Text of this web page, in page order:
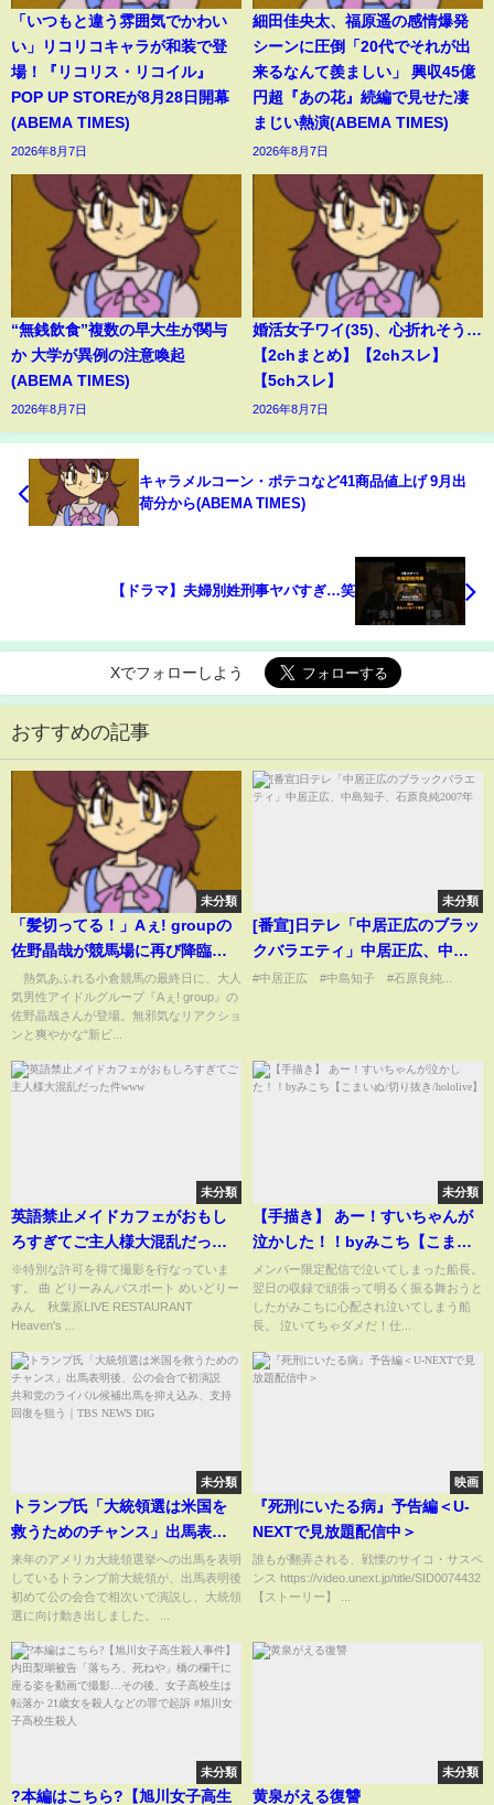
「いつもと違う雰囲気でかわい
い」リコリコキャラが和装で登
場！『リコリス・リコイル』
POP UP STOREが8月28日開幕
(ABEMA TIMES)
2026年8月7日
細田佳央太、福原遥の感情爆発
シーンに圧倒「20代でそれが出
来るなんて羨ましい」 興収45億
円超『あの花』続編で見せた凄
まじい熱演(ABEMA TIMES)
2026年8月7日
“無銭飲食”複数の早大生が関与
か 大学が異例の注意喚起
(ABEMA TIMES)
2026年8月7日
婚活女子ワイ(35)、心折れそう…
【2chまとめ】【2chスレ】
【5chスレ】
2026年8月7日
キャラメルコーン・ポテコなど41商品値上げ 9月出
荷分から(ABEMA TIMES)
【ドラマ】夫婦別姓刑事ヤバすぎ…笑
Xでフォローしよう
おすすめの記事
未分類
「髪切ってる！」Aぇ! groupの
佐野晶哉が競馬場に再び降臨！
全力で手を振る＆“深すぎる”お
辞儀で観客にさわやか対応
(ABEMA TIMES)
熱気あふれる小倉競馬の最終日に、大人
気男性アイドルグループ『Aぇ! group』の
佐野晶哉さんが登場。無邪気なリアクショ
ンと爽やかな“新ビ...
未分類
[番宣]日テレ「中居正広のブラッ
クバラエティ」中居正広、中島
知子、石原良純2007年
#中居正広 #中島知子 #石原良純...
未分類
英語禁止メイドカフェがおもし
ろすぎてご主人様大混乱だった
件www
※特別な許可を得て撮影を行なっていま
す。 曲 どりーみんパスポート めいどりー
みん 秋葉原LIVE RESTAURANT
Heaven's ...
未分類
【手描き】 あー！すいちゃんが
泣かした！！byみこち【こまい
ぬ/切り抜き/hololive】
メンバー限定配信で泣いてしまった船長。
翌日の収録で頑張って明るく振る舞おうと
したがみこちに心配され泣いてしまう船
長。 泣いてちゃダメだ！仕...
未分類
トランプ氏「大統領選は米国を
救うためのチャンス」出馬表明
後、公の会合で初演説 共和党
のライバル候補出馬を抑え込
み、支持回復を狙う｜
来年のアメリカ大統領選挙への出馬を表明
しているトランプ前大統領が、出馬表明後
初めて公の会合で相次いで演説し、大統領
選に向け動き出しました。 ...
映画
『死刑にいたる病』予告編＜U-
NEXTで見放題配信中＞
誰もが翻弄される、戦慄のサイコ・サスペ
ンス https://video.unext.jp/title/SID0074432
【ストーリー】 ...
未分類
?本編はこちら?【旭川女子高生
未分類
黄泉がえる復讐